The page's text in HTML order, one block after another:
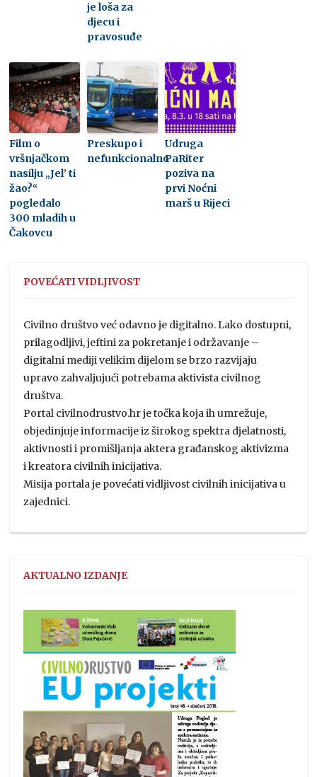
je loša za
djecu i
pravosuđe
Film o
vršnjačkom
nasilju „Jel’ ti
žao?“
pogledalo
300 mladih u
Čakovcu
Preskupo i
nefunkcionalno
Udruga
PaRiter
poziva na
prvi Noćni
marš u Rijeci
POVEĆATI VIDLJIVOST
Civilno društvo već odavno je digitalno. Lako dostupni,
prilagodljivi, jeftini za pokretanje i održavanje –
digitalni mediji velikim dijelom se brzo razvijaju
upravo zahvaljujući potrebama aktivista civilnog
društva.
Portal civilnodrustvo.hr je točka koja ih umrežuje,
objedinjuje informacije iz širokog spektra djelatnosti,
aktivnosti i promišljanja aktera građanskog aktivizma
i kreatora civilnih inicijativa.
Misija portala je povećati vidljivost civilnih inicijativa u
zajednici.
AKTUALNO IZDANJE